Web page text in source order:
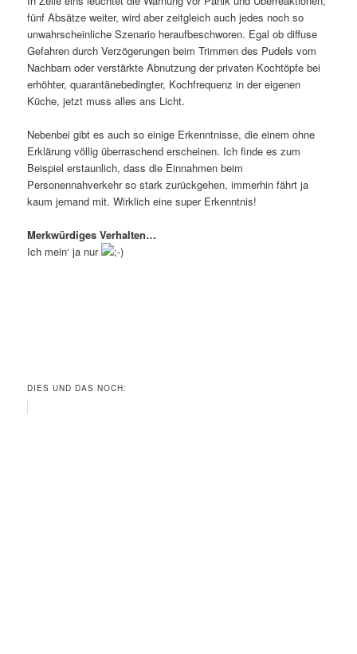
fünf Absätze weiter, wird aber zeitgleich auch jedes noch so
unwahrscheinliche Szenario heraufbeschworen. Egal ob diffuse
Gefahren durch Verzögerungen beim Trimmen des Pudels vom
Nachbarn oder verstärkte Abnutzung der privaten Kochtöpfe bei
erhöhter, quarantänebedingter, Kochfrequenz in der eigenen
Küche, jetzt muss alles ans Licht.
Nebenbei gibt es auch so einige Erkenntnisse, die einem ohne
Erklärung völlig überraschend erscheinen. Ich finde es zum
Beispiel erstaunlich, dass die Einnahmen beim
Personennahverkehr so stark zurückgehen, immerhin fährt ja
kaum jemand mit. Wirklich eine super Erkenntnis!
Merkwürdiges Verhalten…
Ich mein‘ ja nur
DIES UND DAS NOCH: